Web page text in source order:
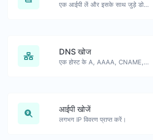
एक आईपी लें और इसके साथ जुड़े डोमेन/होस्ट की तलाश करें।
DNS खोज
एक होस्ट के A, AAAA, CNAME, MX, NS, TXT, SOA DNS रिकॉर्ड खोजें।
आईपी खोजें
लगभग IP विवरण प्राप्त करें।